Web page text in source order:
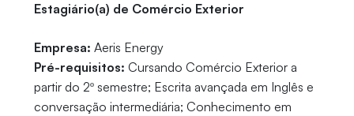
Estagiário(a) de Comércio Exterior
Empresa: Aeris Energy
Pré-requisitos: Cursando Comércio Exterior a
partir do 2º semestre; Escrita avançada em Inglês e
conversação intermediária; Conhecimento em